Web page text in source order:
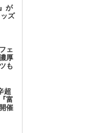
が
ズ
ェ
厚
も
超
富
催